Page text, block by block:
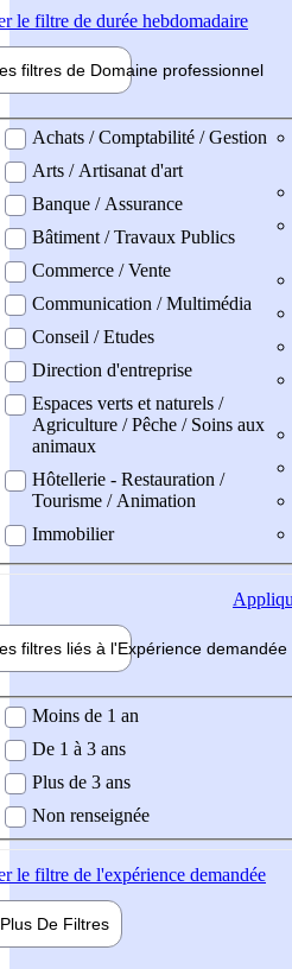
le filtre de durée hebdomadaire
filtres de Domaine professionnel
professionel
Achats / Comptabilité / Gestion
Arts / Artisanat d'art
Banque / Assurance
Bâtiment / Travaux Publics
Commerce / Vente
Communication / Multimédia
Conseil / Etudes
Direction d'entreprise
Espaces verts et naturels /
Agriculture / Pêche / Soins aux
animaux
Hôtellerie - Restauration /
Tourisme / Animation
Immobilier
filtres liés à l'Expérience demandée
demandée
Moins de 1 an
De 1 à 3 ans
Plus de 3 ans
Non renseignée
le filtre de l'expérience demandée
Plus De Filtres